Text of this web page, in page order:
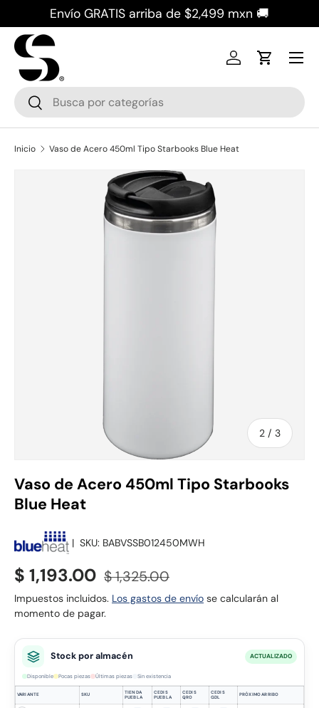
Ir al contenido
Envío GRATIS arriba de $2,499 mxn 🚚
Buscar
Buscar
Iniciar sesión
Carrito
Inicio Vaso de Acero 450ml Tipo Starbooks Blue Heat
Ir directamente a la información del producto
La imagen 2 ya está disponible en la vista de galería
2 / de
3
Vaso de Acero 450ml Tipo Starbooks
Blue Heat
| SKU: BABVSSB012450MWH
Precio de venta
$ 1,193.00 Precio normal
$ 1,325.00
Impuestos incluidos. Los gastos de envío se calcularán al
momento de pagar.
Stock por almacén ACTUALIZADO
Disponible Pocas piezas Últimas piezas Sin existencia
VARIANTE SKU
TIENDA
PUEBLA
CEDIS
PUEBLA
CEDIS
QRO
CEDIS
GDL
PRÓXIMO ARRIBO